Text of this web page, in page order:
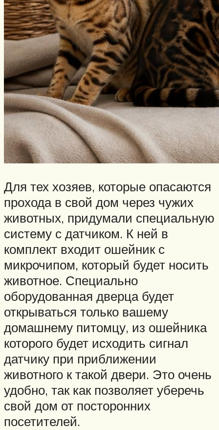
Для тех хозяев, которые опасаются
прохода в свой дом через чужих
животных, придумали специальную
систему с датчиком. К ней в
комплект входит ошейник с
микрочипом, который будет носить
животное. Специально
оборудованная дверца будет
открываться только вашему
домашнему питомцу, из ошейника
которого будет исходить сигнал
датчику при приближении
животного к такой двери. Это очень
удобно, так как позволяет уберечь
свой дом от посторонних
посетителей.